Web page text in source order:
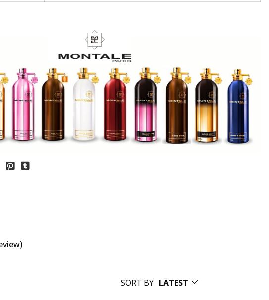
SORT BY: LATEST